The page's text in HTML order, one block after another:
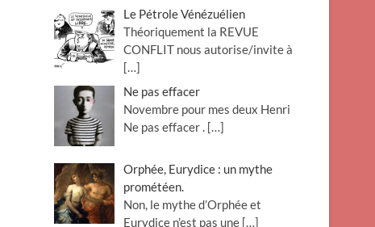
n
Le Pétrole Vénézuélien
Théoriquement la REVUE
CONFLIT nous autorise/invite à
[…]
Ne pas effacer
Novembre pour mes deux Henri
Ne pas effacer . […]
Orphée, Eurydice : un mythe
prométéen.
Non, le mythe d’Orphée et
Eurydice n’est pas une […]